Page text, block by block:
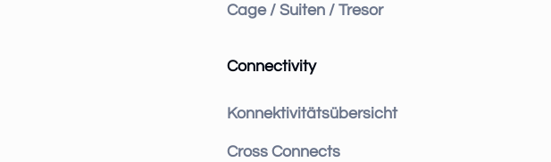
Cage / Suiten / Tresor
Connectivity
Konnektivitätsübersicht
Cross Connects